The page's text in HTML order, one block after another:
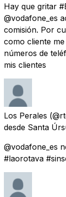
Hay que gritar
@vodafone_es
comisión. Por
como cliente
números de
mis clientes
Los Perales
desde Santa
@vodafone_es
#laorotava